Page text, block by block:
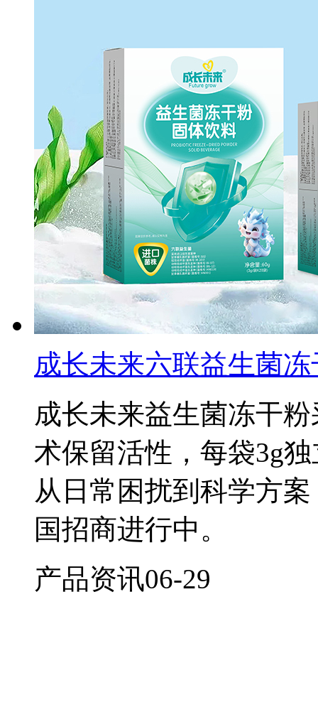
成长未来六联益生菌
成长未来益生菌冻干
术保留活性，每袋3g
从日常困扰到科学方
国招商进行中。
产品资讯06-29